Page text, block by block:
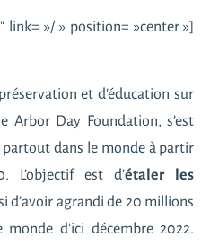
link= »/ » position= »center »]
et d’éducation sur
Arbor Day Foundation, s’est
dans le monde à partir
L’objectif est d’étaler les
d’avoir agrandi de 20 millions
monde d’ici décembre 2022.